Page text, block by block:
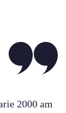
2000 am